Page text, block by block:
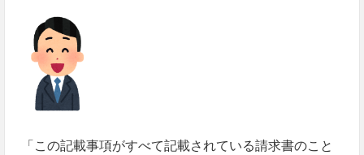
「この記載事項がすべて記載されている請求書のこと